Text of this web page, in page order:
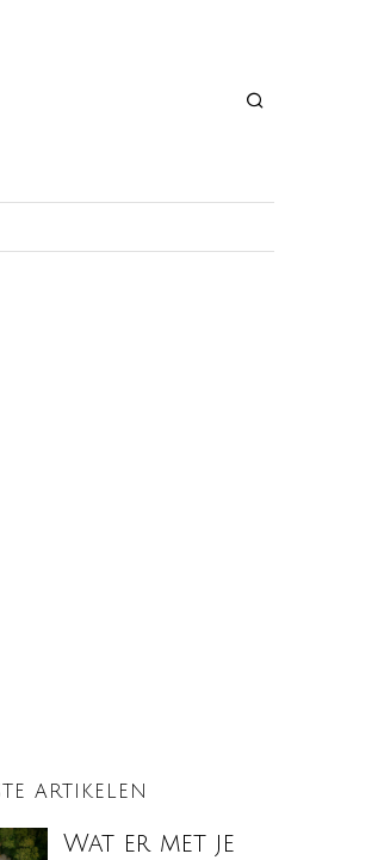
ARTIKELEN
Wat er met je